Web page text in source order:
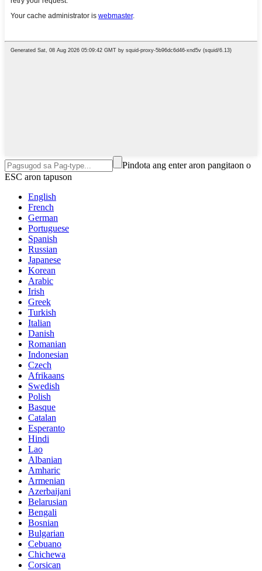
Pindota ang enter aron pangitaon o
ESC aron tapuson
English
French
German
Portuguese
Spanish
Russian
Japanese
Korean
Arabic
Irish
Greek
Turkish
Italian
Danish
Romanian
Indonesian
Czech
Afrikaans
Swedish
Polish
Basque
Catalan
Esperanto
Hindi
Lao
Albanian
Amharic
Armenian
Azerbaijani
Belarusian
Bengali
Bosnian
Bulgarian
Cebuano
Chichewa
Corsican